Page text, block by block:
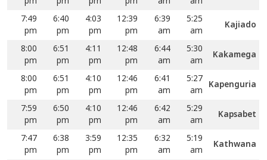
Kajiado
5:25
am
6:39
am
12:39
pm
4:03
pm
6:40
pm
7:49
pm
Kakamega
5:30
am
6:44
am
12:48
pm
4:11
pm
6:51
pm
8:00
pm
Kapenguria
5:27
am
6:41
am
12:46
pm
4:10
pm
6:51
pm
8:00
pm
Kapsabet
5:29
am
6:42
am
12:46
pm
4:10
pm
6:50
pm
7:59
pm
Kathwana
5:19
am
6:32
am
12:35
pm
3:59
pm
6:38
pm
7:47
pm